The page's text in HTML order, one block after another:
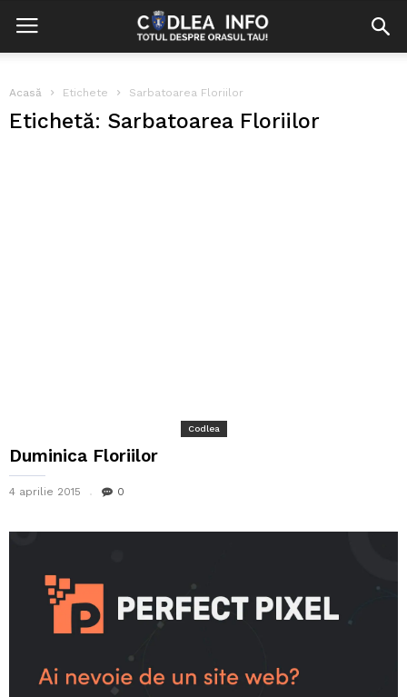
Acasă Etichete Sarbatoarea Floriilor
Etichetă: Sarbatoarea Floriilor
Codlea
Duminica Floriilor
4 aprilie 2015 0